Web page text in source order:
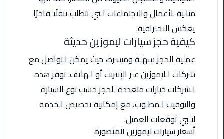
مرسيدس
ليموزين
اسكندرية
ليموزين
الساحل
الشمالي
مثالية للأعمال والاجتماعات التي تتطلب تنقلًا فاخرًا
يعكس الاحترافية.
كيفية حجز سيارات ليموزين حديثة
عملية الحجز سهلة وميسرة، حيث يمكن التواصل مع
شركات الليموزين عبر الإنترنت أو الهاتف. توفر هذه
الشركات خيارات متعددة للحجز حسب نوع السيارة
والتوقيت المطلوب، مع إمكانية تخصيص الخدمة
لتلبي توقعات العميل.
أسعار سيارات ليموزين المنصورة